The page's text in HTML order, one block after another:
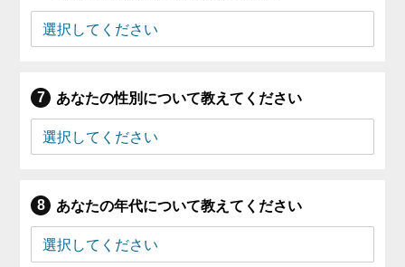
あなたの性別について教えてください
あなたの年代について教えてください